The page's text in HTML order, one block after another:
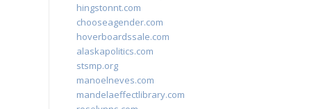
hingstonnt.com
chooseagender.com
hoverboardssale.com
alaskapolitics.com
stsmp.org
manoelneves.com
mandelaeffectlibrary.com